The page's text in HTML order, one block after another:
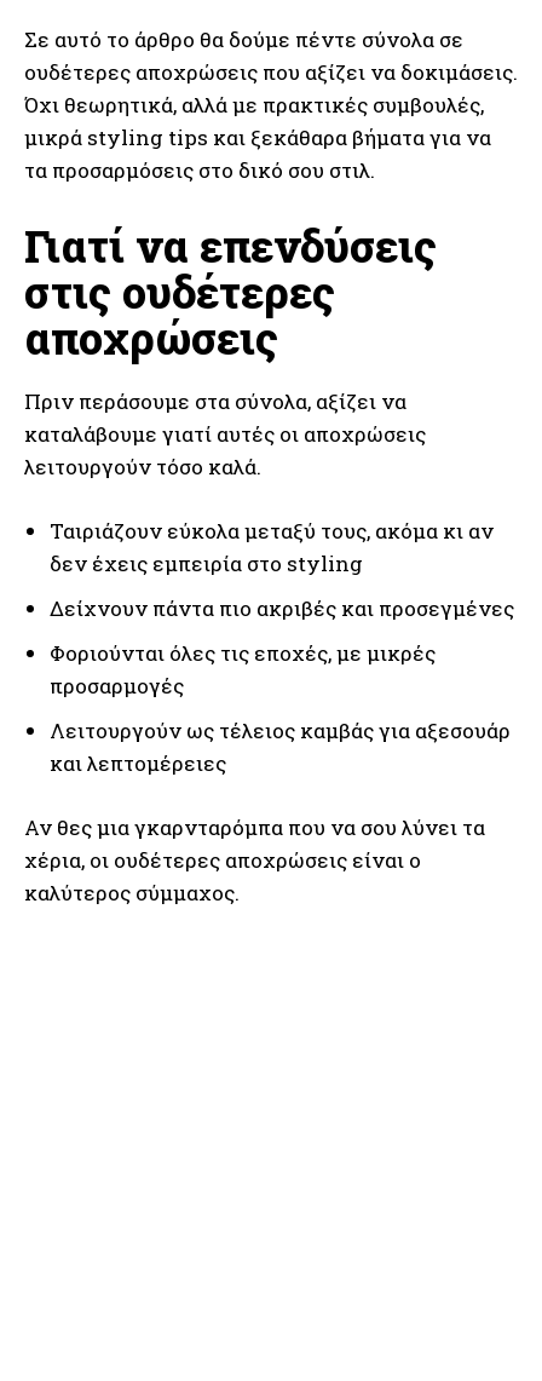
Σε αυτό το άρθρο θα δούμε πέντε σύνολα σε
ουδέτερες αποχρώσεις που αξίζει να δοκιμάσεις.
Όχι θεωρητικά, αλλά με πρακτικές συμβουλές,
μικρά styling tips και ξεκάθαρα βήματα για να
τα προσαρμόσεις στο δικό σου στιλ.
Γιατί να επενδύσεις
στις ουδέτερες
αποχρώσεις
Πριν περάσουμε στα σύνολα, αξίζει να
καταλάβουμε γιατί αυτές οι αποχρώσεις
λειτουργούν τόσο καλά.
Ταιριάζουν εύκολα μεταξύ τους, ακόμα κι αν
δεν έχεις εμπειρία στο styling
Δείχνουν πάντα πιο ακριβές και προσεγμένες
Φοριούνται όλες τις εποχές, με μικρές
προσαρμογές
Λειτουργούν ως τέλειος καμβάς για αξεσουάρ
και λεπτομέρειες
Αν θες μια γκαρνταρόμπα που να σου λύνει τα
χέρια, οι ουδέτερες αποχρώσεις είναι ο
καλύτερος σύμμαχος.